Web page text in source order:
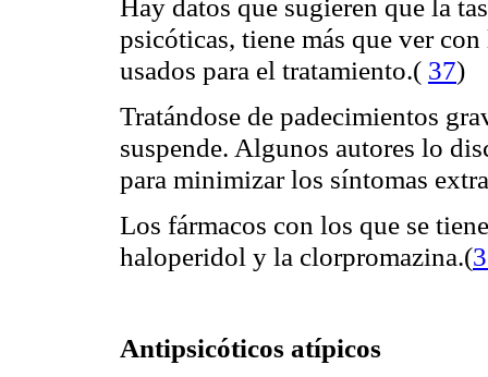
Hay datos que sugieren que la
psicóticas, tiene más que ver
usados para el tratamiento.( 37)
Tratándose de padecimientos
suspende. Algunos autores lo
para minimizar los síntomas
Los fármacos con los que se
haloperidol y la clorpromazina.(
Antipsicóticos atípicos